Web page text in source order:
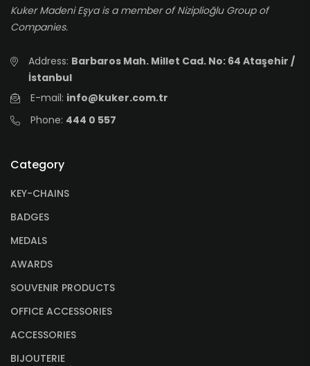
Kuker Madeni Eşya is a member of Niziplioğlu Group of
Companies.
Address: Barbaros Mah. Millet Cad. No: 64 Ataşehir /
İstanbul
E-mail: info@kuker.com.tr
Phone: 444 0 557
Category
KEY-CHAINS
BADGES
MEDALS
AWARDS
SOUVENIR PRODUCTS
OFFICE ACCESSORIES
ACCESSORIES
BIJOUTERIE